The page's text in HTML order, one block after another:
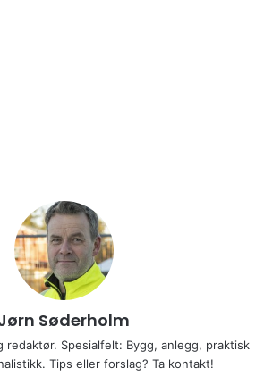
Søderholm
Spesialfelt: Bygg, anlegg, praktisk
Tips eller forslag? Ta kontakt!